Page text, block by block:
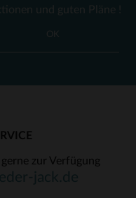
50
und guten Pläne !
OK
zur Verfügung